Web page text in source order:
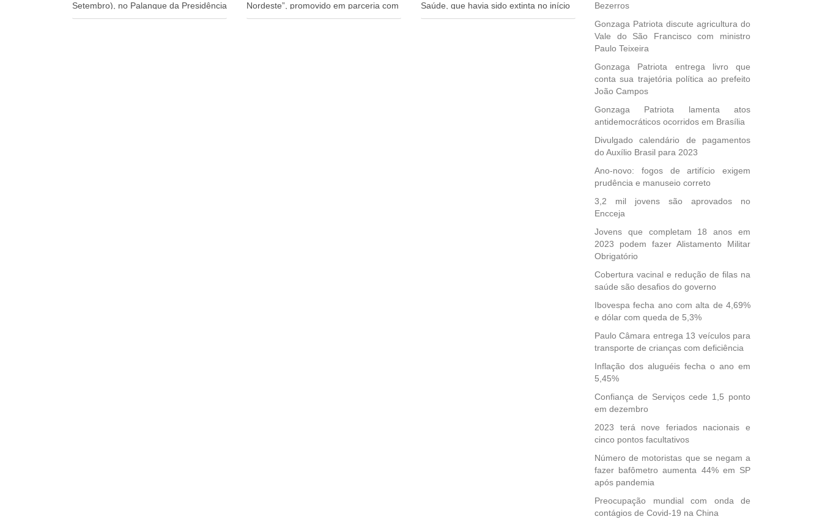
Setembro), no Palanque da Presidência
da República, onde foram abraçados
Nordeste”, promovido em parceria com
o Consórcio Nordeste. Na pauta do
Saúde, que havia sido extinta no início
do terceiro governo do
Bezerros
Gonzaga Patriota discute agricultura do
Vale do São Francisco com ministro
Paulo Teixeira
Gonzaga Patriota entrega livro que
conta sua trajetória política ao prefeito
João Campos
Gonzaga Patriota lamenta atos
antidemocráticos ocorridos em Brasília
Divulgado calendário de pagamentos
do Auxílio Brasil para 2023
Ano-novo: fogos de artifício exigem
prudência e manuseio correto
3,2 mil jovens são aprovados no
Encceja
Jovens que completam 18 anos em
2023 podem fazer Alistamento Militar
Obrigatório
Cobertura vacinal e redução de filas na
saúde são desafios do governo
Ibovespa fecha ano com alta de 4,69%
e dólar com queda de 5,3%
Paulo Câmara entrega 13 veículos para
transporte de crianças com deficiência
Inflação dos aluguéis fecha o ano em
5,45%
Confiança de Serviços cede 1,5 ponto
em dezembro
2023 terá nove feriados nacionais e
cinco pontos facultativos
Número de motoristas que se negam a
fazer bafômetro aumenta 44% em SP
após pandemia
Preocupação mundial com onda de
contágios de Covid-19 na China